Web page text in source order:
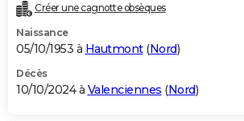
Créer une cagnotte obsèques
Naissance
05/10/1953 à Hautmont(Nord)
Décès
10/10/2024 à Valenciennes (Nord)